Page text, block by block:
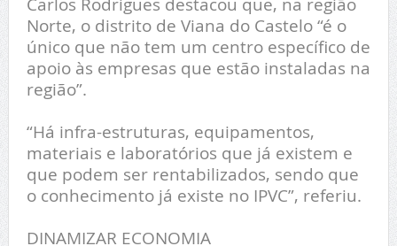
Norte, o distrito de Viana do Castelo “é o
único que não tem um centro específico de
apoio às empresas que estão instaladas na
região”.
“Há infra-estruturas, equipamentos,
materiais e laboratórios que já existem e
que podem ser rentabilizados, sendo que
o conhecimento já existe no IPVC”, referiu.
DINAMIZAR ECONOMIA